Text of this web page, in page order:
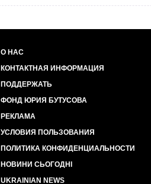
О НАС
КОНТАКТНАЯ ИНФОРМАЦИЯ
ПОДДЕРЖАТЬ
ФОНД ЮРИЯ БУТУСОВА
РЕКЛАМА
УСЛОВИЯ ПОЛЬЗОВАНИЯ
ПОЛИТИКА КОНФИДЕНЦИАЛЬНОСТИ
НОВИНИ СЬОГОДНІ
UKRAINIAN NEWS